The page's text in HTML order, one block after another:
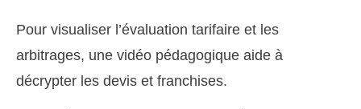
Pour visualiser l’évaluation tarifaire et les
arbitrages, une vidéo pédagogique aide à
décrypter les devis et franchises.